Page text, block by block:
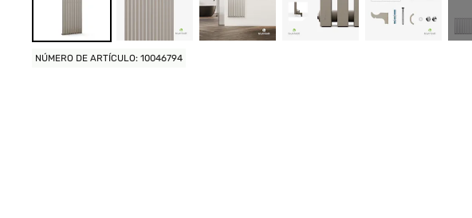
NÚMERO DE ARTÍCULO: 10046794